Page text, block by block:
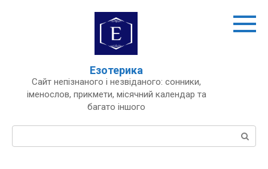
Езотерика
Сайт непізнаного і незвіданого: сонники,
іменослов, прикмети, місячний календар та
багато іншого
Пошук: